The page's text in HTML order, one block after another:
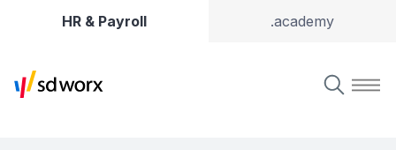
HR & Payroll .academy